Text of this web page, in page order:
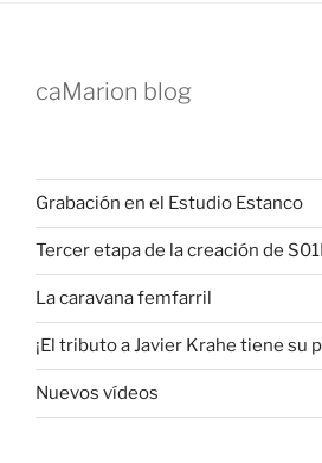
caMarion blog
Grabación en el Estudio Estanco
Tercer etapa de la creación de
La caravana femfarril
¡El tributo a Javier Krahe tiene su
Nuevos vídeos